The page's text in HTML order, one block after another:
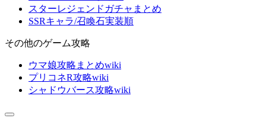
スターレジェンドガチャまとめ
SSRキャラ/召喚石実装順
その他のゲーム攻略
ウマ娘攻略まとめwiki
プリコネR攻略wiki
シャドウバース攻略wiki